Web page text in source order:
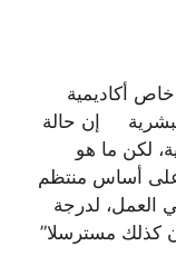
أكاديمية
البشرية إن حالة
لكن ما هو
على أساس منتظم
لدرجة
كذلك مسترسلا”